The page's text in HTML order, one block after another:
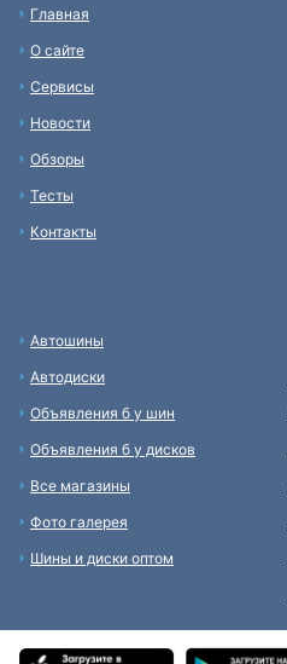
Главная
О сайте
Сервисы
Новости
Обзоры
Тесты
Контакты
Автошины
Автодиски
Объявления б у шин
Объявления б у дисков
Все магазины
Фото галерея
Шины и диски оптом